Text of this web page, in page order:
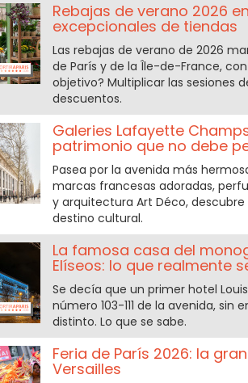
Rebajas de verano 2026
excepcionales de tiendas
Las rebajas de verano de 2026
de París y de la Île-de-France,
objetivo? Multiplicar las sesiones
descuentos.
Galeries Lafayette
patrimonio que no debe
Pasea por la avenida más
marcas francesas adoradas,
y arquitectura Art Déco,
destino cultural.
La famosa casa del
Elíseos: lo que realmente
Se decía que un primer hotel
número 103-111 de la avenida,
distinto. Lo que se sabe.
Feria de París 2026: la
Versailles